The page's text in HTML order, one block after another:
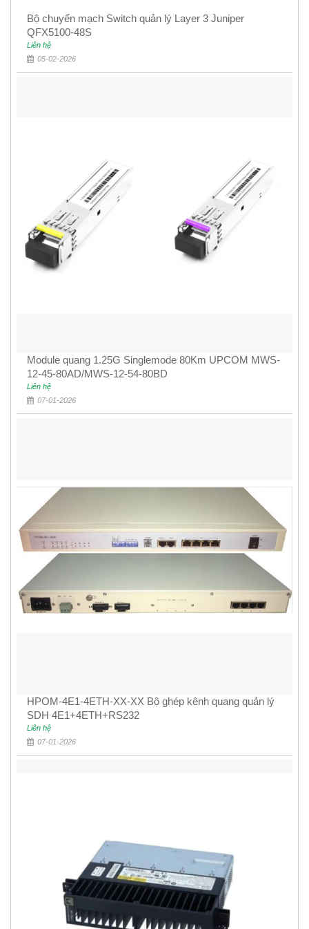
Bộ chuyển mạch Switch quản lý Layer 3 Juniper
QFX5100-48S
Liên hệ
05-02-2026
Module quang 1.25G Singlemode 80Km UPCOM MWS-
12-45-80AD/MWS-12-54-80BD
Liên hệ
07-01-2026
HPOM-4E1-4ETH-XX-XX Bộ ghép kênh quang quản lý
SDH 4E1+4ETH+RS232
Liên hệ
07-01-2026